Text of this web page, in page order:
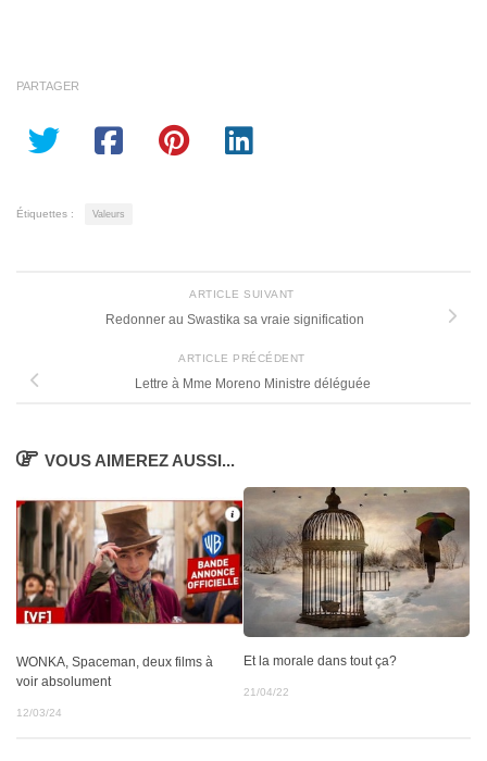
PARTAGER
Étiquettes : Valeurs
ARTICLE SUIVANT
Redonner au Swastika sa vraie signification
ARTICLE PRÉCÉDENT
Lettre à Mme Moreno Ministre déléguée
VOUS AIMEREZ AUSSI...
WONKA, Spaceman, deux films à
voir absolument
12/03/24
Et la morale dans tout ça?
21/04/22